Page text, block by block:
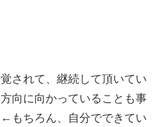
されて、継続して頂いてい
向に向かっていることも事
もちろん、自分でできてい